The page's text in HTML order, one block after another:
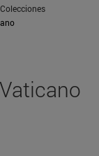
Colecciones